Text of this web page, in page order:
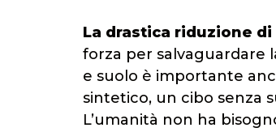
La drastica riduzione
forza per salvaguardare
e suolo è importante
sintetico, un cibo senza
L’umanità non ha